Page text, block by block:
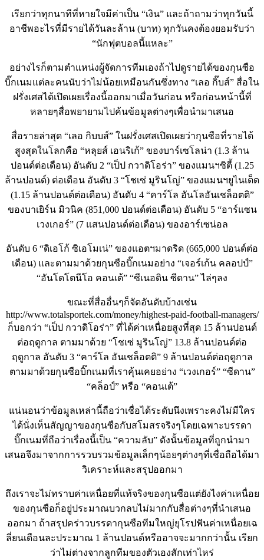
เรียกว่าทุกนาทีที่หายใจมีค่าเป็น “เงิน” และถ้าถามว่าทุกวันนี้
อาชีพอะไรที่มีรายได้วันละล้าน (บาท) ทุกวันคงต้องยอมรับว่า
“นักฟุตบอลนี้แหละ”
อย่างไรก็ตามตำแหน่งผู้จัดการทีมเองถ้าไปดูรายได้ของกุนซือ
บิ๊กเนมแต่ละคนนับว่าไม่น้อยเหมือนกันซึ่งทาง “เลอ กิ๊บส์” สื่อใน
ฝรั่งเศสได้เปิดเผยเรื่องนี้ออกมาเมื่อวันก่อน หรือก่อนหน้านี้ที่
หลายๆสื่อพยายามไปค้นข้อมูลต่างๆเพื่อนำมาเสนอ
สื่อรายล่าสุด “เลอ กิบบส์” ในฝรั่งเศสเปิดเผยว่ากุนซือที่รายได้
สูงสุดในโลกคือ “หลุยส์ เอนริเก้” ของบาร์เซโลน่า (1.3 ล้าน
ปอนด์ต่อเดือน) อันดับ 2 “เป็ป กวาดิโอร่า” ของแมนฯซิตี้ (1.25
ล้านปอนด์) ต่อเดือน อันดับ 3 “โชเซ่ มูรินโญ่” ของแมนฯยูไนเต็ด
(1.15 ล้านปอนด์ต่อเดือน) อันดับ 4 “คาร์โล อันโลอันเชล็อตติ”
ของบาเยิร์น มิวนิค (851,000 ปอนด์ต่อเดือน) อันดับ 5 “อาร์แซน
เวงเกอร์” (7 แสนปอนด์ต่อเดือน) ของอาร์เซน่อล
อันดับ 6 “ดิเอโก้ ซิเอโมเน่” ของแอตฯมาดริด (665,000 ปอนด์ต่อ
เดือน) และตามมาด้วยกุนซือบิ๊กเนมอย่าง “เจอร์เก้น คลอปป์”
“อันโดโตนีโอ คอนเต้” “ซีเนอดิน ซีดาน” ไล่ๆลง
ขณะที่สื่ออื่นๆก็จัดอันดับบ้างเช่น
http://www.totalsportek.com/money/highest-paid-football-managers/
ก็บอกว่า “เป็ป กวาดิโอร่า” ที่ได้ค่าเหนื่อยสูงที่สุด 15 ล้านปอนด์
ต่อฤดูกาล ตามมาด้วย “โชเซ่ มูรินโญ่” 13.8 ล้านปอนด์ต่อ
ฤดูกาล อันดับ 3 “คาร์โล อันเชล็อตติ” 9 ล้านปอนด์ต่อฤดูกาล
ตามมาด้วยกุนซือบิ๊กเนมที่เราคุ้นเคยอย่าง “เวงเกอร์” “ซีดาน”
“คล็อป์” หรือ “คอนเต้”
แน่นอนว่าข้อมูลเหล่านี้ถือว่าเชื่อได้ระดับนึงเพราะคงไม่มีใคร
ได้นั่งเห็นสัญญาของกุนซือกับสโมสรจริงๆโดยเฉพาะบรรดา
บิ๊กเนมที่ถือว่าเรื่องนี้เป็น “ความลับ” ดังนั้นข้อมูลที่ถูกนำมา
เสนอจึงมาจากการรวบรวมข้อมูลเล็กๆน้อยๆต่างๆที่เชื่อถือได้มา
วิเคราะห์และสรุปออกมา
ถึงเราจะไม่ทราบค่าเหนื่อยที่แท้จริงของกุนซือแต่ยังไงค่าเหนื่อย
ของกุนซือก็อยู่ประมาณบวกลบไม่มากกับสื่อต่างๆที่นำเสนอ
ออกมา ถ้าสรุปคร่าวบรรดากุนซือทีมใหญ่ยุโรปฟันค่าเหนื่อยเฉ
ลี่ยนเดือนละประมาณ 1 ล้านปอนด์หรืออาจจะมากกว่านั้น เรียก
ว่าไม่ต่างจากลูกทีมของตัวเองสักเท่าไหร่